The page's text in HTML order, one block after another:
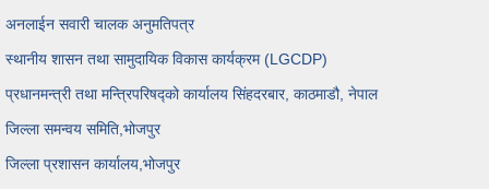
अनलाईन सवारी चालक अनुमतिपत्र
स्थानीय शासन तथा सामुदायिक विकास कार्यक्रम (LGCDP)
प्रधानमन्त्री तथा मन्त्रिपरिषद्को कार्यालय सिंहदरबार, काठमाडौ, नेपाल
जिल्ला समन्वय समिति,भोजपुर
जिल्ला प्रशासन कार्यालय,भोजपुर